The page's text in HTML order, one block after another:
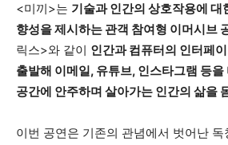
<미끼>는 기술과 인간의 상호작용에 대
향성을 제시하는 관객 참여형 이머시브
릭스>와 같이 인간과 컴퓨터의 인터페
출발해 이메일, 유튜브, 인스타그램 등
공간에 안주하며 살아가는 인간의 삶을
이번 공연은 기존의 관념에서 벗어난